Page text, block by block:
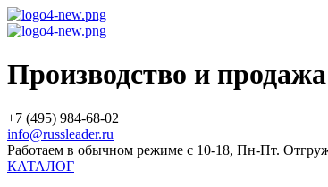
Производство и
+7 (495) 984-68-02
info@russleader.ru
Работаем в обычном режиме с 10-18, Пн-Пт.
КАТАЛОГ